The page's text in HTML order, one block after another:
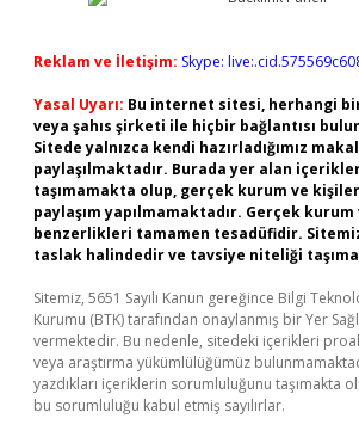
Reklam ve İletişim: Skype:
Yasal Uyarı: Bu internet sitesi, herhangi
veya şahıs şirketi ile hiçbir bağlantısı
Sitede yalnızca kendi hazırladığımız
paylaşılmaktadır. Burada yer alan
taşımamakta olup, gerçek kurum ve
paylaşım yapılmamaktadır. Gerçek
benzerlikleri tamamen tesadüfidir.
taslak halindedir ve tavsiye niteliği
Sitemiz, 5651 Sayılı Kanun gereğince Bilgi
Kurumu (BTK) tarafından onaylanmış bir Yer
vermektedir. Bu nedenle, sitedeki içerikleri
veya araştırma yükümlülüğümüz
yazdıkları içeriklerin sorumluluğunu taşımakta
bu sorumluluğu kabul etmiş sayılırlar.